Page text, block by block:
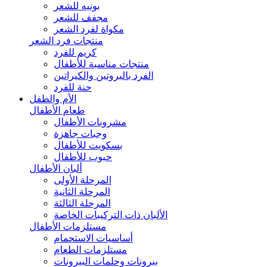
بونيه للشعر
مجفف للشعر
مكواة لفرد الشعر
منتجات فرد الشعر
كريم للفرد
منتجات مناسبة للأطفال
الفرد بالبروتين والكيراتين
حنة للفرد
الأم والطفل
طعام الأطفال
مشروبات الأطفال
وجبات جاهزة
بسكويت للأطفال
حبوب للأطفال
ألبان الأطفال
المرحلة الأولى
المرحلة الثانية
المرحلة الثالثة
الألبان ذات التركيبات الخاصة
مستلزمات الأطفال
أساسيات الاستحمام
مستلزمات الطعام
ببرونات وحلمات الببرونات